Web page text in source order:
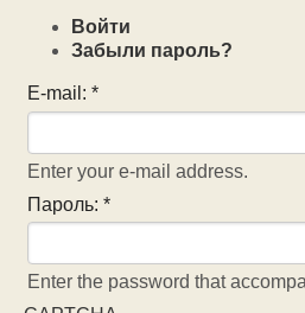
Войти
Забыли пароль?
E-mail:*
Enter your e-mail address.
Пароль:*
Enter the password that